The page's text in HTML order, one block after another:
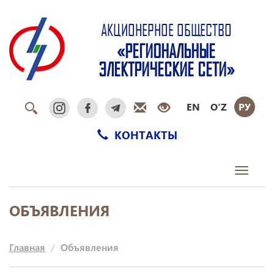
АКЦИОНЕРНОЕ ОБЩЕСТВО
«РЕГИОНАЛЬНЫЕ
ЭЛЕКТРИЧЕСКИЕ СЕТИ»
EN O‘Z РУ
КОНТАКТЫ
Toggle
ОБЪЯВЛЕНИЯ
Главная Объявления